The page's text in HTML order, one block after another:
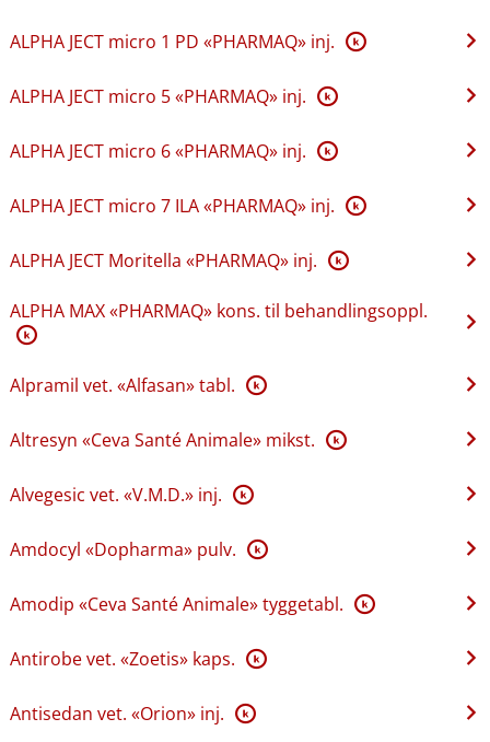
ALPHA JECT micro 1 PD «PHARMAQ» inj. K
ALPHA JECT micro 5 «PHARMAQ» inj. K
ALPHA JECT micro 6 «PHARMAQ» inj. K
ALPHA JECT micro 7 ILA «PHARMAQ» inj. K
ALPHA JECT Moritella «PHARMAQ» inj. K
ALPHA MAX «PHARMAQ» kons. til behandlingsoppl.
K
Alpramil vet. «Alfasan» tabl. K
Altresyn «Ceva Santé Animale» mikst. K
Alvegesic vet. «V.M.D.» inj. K
Amdocyl «Dopharma» pulv. K
Amodip «Ceva Santé Animale» tyggetabl. K
Antirobe vet. «Zoetis» kaps. K
Antisedan vet. «Orion» inj. K